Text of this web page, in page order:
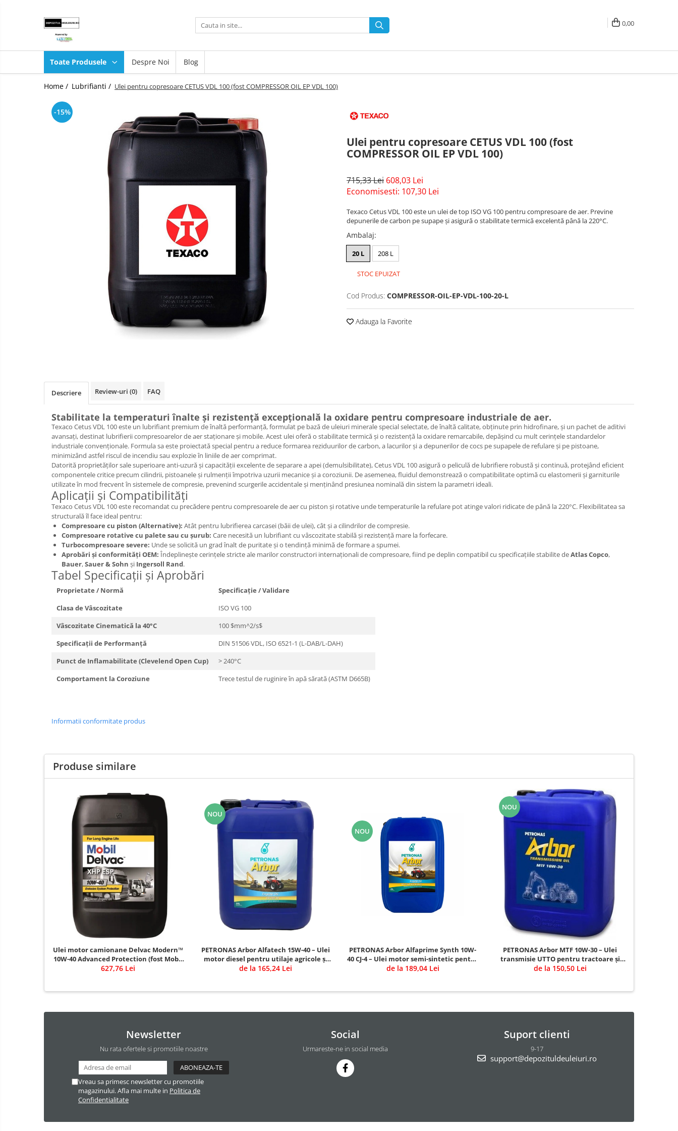
Toate Produsele
Ulei industrial
Unsoare
0,00
Toate Produsele Despre Noi Blog
Home / Lubrifianti / Ulei pentru copresoare CETUS VDL 100 (fost COMPRESSOR OIL EP VDL 100)
Ulei pentru copresoare CETUS VDL 100 (fost
COMPRESSOR OIL EP VDL 100)
-15%
715,33 Lei 608,03 Lei
Economisesti: 107,30 Lei
Texaco Cetus VDL 100 este un ulei de top ISO VG 100 pentru compresoare de aer. Previne
depunerile de carbon pe supape și asigură o stabilitate termică excelentă până la 220°C.
Ambalaj:
20 L 208 L
STOC EPUIZAT
Cod Produs: COMPRESSOR-OIL-EP-VDL-100-20-L
Adauga la Favorite
Descriere Review-uri (0) FAQ
Stabilitate la temperaturi înalte și rezistență excepțională la oxidare pentru compresoare industriale de aer.
Texaco Cetus VDL 100 este un lubrifiant premium de înaltă performanță, formulat pe bază de uleiuri minerale special selectate, de înaltă calitate, obținute prin hidrofinare, și un pachet de aditivi
avansați, destinat lubrifierii compresoarelor de aer staționare și mobile. Acest ulei oferă o stabilitate termică și o rezistență la oxidare remarcabile, depășind cu mult cerințele standardelor
industriale convenționale. Formula sa este proiectată special pentru a reduce formarea reziduurilor de carbon, a lacurilor și a depunerilor de cocs pe supapele de refulare și pe pistoane,
minimizând astfel riscul de incendiu sau explozie în liniile de aer comprimat.
Datorită proprietăților sale superioare anti-uzură și capacității excelente de separare a apei (demulsibilitate), Cetus VDL 100 asigură o peliculă de lubrifiere robustă și continuă, protejând eficient
componentele critice precum cilindrii, pistoanele și rulmenții împotriva uzurii mecanice și a coroziunii. De asemenea, fluidul demonstrează o compatibilitate optimă cu elastomerii și garniturile
utilizate în mod frecvent în sistemele de compresie, prevenind scurgerile accidentale și menținând presiunea nominală din sistem la parametri ideali.
Aplicații și Compatibilități
Texaco Cetus VDL 100 este recomandat cu precădere pentru compresoarele de aer cu piston și rotative unde temperaturile la refulare pot atinge valori ridicate de până la 220°C. Flexibilitatea sa
structurală îl face ideal pentru:
Compresoare cu piston (Alternative): Atât pentru lubrifierea carcasei (băii de ulei), cât și a cilindrilor de compresie.
Compresoare rotative cu palete sau cu șurub: Care necesită un lubrifiant cu vâscozitate stabilă și rezistență mare la forfecare.
Turbocompresoare severe: Unde se solicită un grad înalt de puritate și o tendință minimă de formare a spumei.
Aprobări și conformități OEM: Îndeplinește cerințele stricte ale marilor constructori internaționali de compresoare, fiind pe deplin compatibil cu specificațiile stabilite deAtlas Copco,
Bauer,Sauer & Sohn și Ingersoll Rand.
Tabel Specificații și Aprobări
Proprietate / Normă
Specificație / Validare
Clasa de Vâscozitate
ISO VG 100
Vâscozitate Cinematică la 40°C
100 $mm^2/s$
Specificații de Performanță
DIN 51506 VDL, ISO 6521-1 (L-DAB/L-DAH)
Punct de Inflamabilitate (Clevelend Open Cup)
> 240°C
Comportament la Coroziune
Trece testul de ruginire în apă sărată (ASTM D665B)
Informatii conformitate produs
Produse similare
Ulei motor camionane Delvac Modern™
10W-40 Advanced Protection (fost Mobil
Delvac™ XHP ESP 10W-40)
627,76 Lei
NOU
PETRONAS Arbor Alfatech 15W-40 – Ulei
motor diesel pentru utilaje agricole și
de construcții
de la 165,24 Lei
NOU
PETRONAS Arbor Alfaprime Synth 10W-
40 CJ-4 – Ulei motor semi-sintetic pentru
utilaje moderne
de la 189,04 Lei
NOU
PETRONAS Arbor MTF 10W-30 – Ulei
transmisie UTTO pentru tractoare și
utilaje agricole
de la 150,50 Lei
Newsletter
Nu rata ofertele si promotiile noastre
Vreau sa primesc newsletter cu promotiile
magazinului. Afla mai multe in Politica de
Confidentialitate
Social
Urmareste-ne in social media
Suport clienti
9-17
support@depozituldeuleiuri.ro